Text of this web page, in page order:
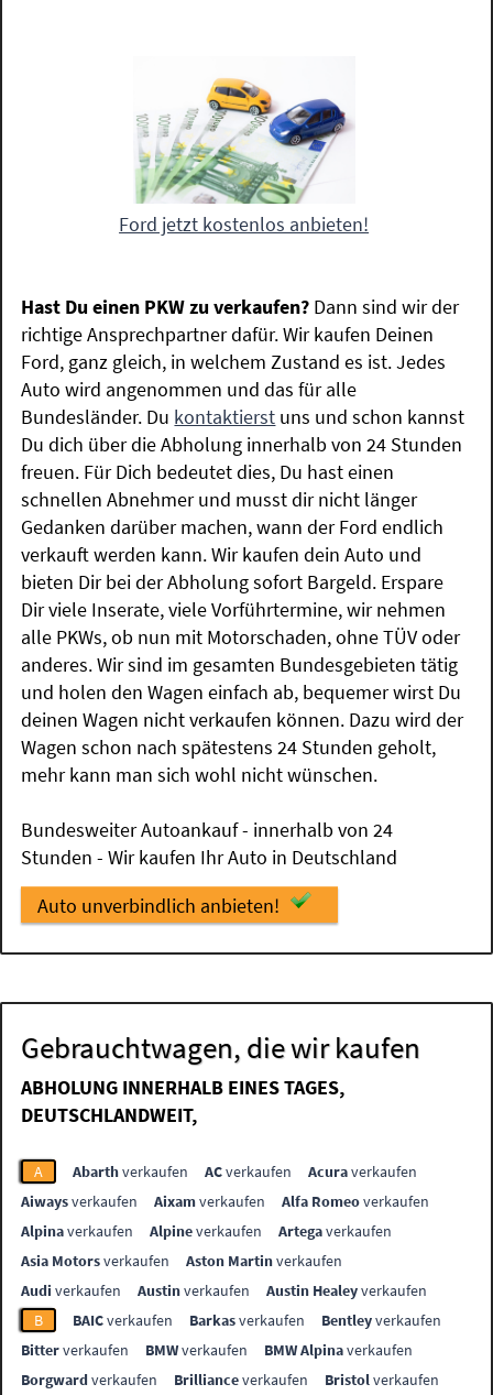
Ford jetzt kostenlos anbieten!
Hast Du einen PKW zu verkaufen? Dann sind wir der
richtige Ansprechpartner dafür. Wir kaufen Deinen
Ford, ganz gleich, in welchem Zustand es ist. Jedes
Auto wird angenommen und das für alle
Bundesländer. Du kontaktierst uns und schon kannst
Du dich über die Abholung innerhalb von 24 Stunden
freuen. Für Dich bedeutet dies, Du hast einen
schnellen Abnehmer und musst dir nicht länger
Gedanken darüber machen, wann der Ford endlich
verkauft werden kann. Wir kaufen dein Auto und
bieten Dir bei der Abholung sofort Bargeld. Erspare
Dir viele Inserate, viele Vorführtermine, wir nehmen
alle PKWs, ob nun mit Motorschaden, ohne TÜV oder
anderes. Wir sind im gesamten Bundesgebieten tätig
und holen den Wagen einfach ab, bequemer wirst Du
deinen Wagen nicht verkaufen können. Dazu wird der
Wagen schon nach spätestens 24 Stunden geholt,
mehr kann man sich wohl nicht wünschen.
Bundesweiter Autoankauf - innerhalb von 24
Stunden - Wir kaufen Ihr Auto in Deutschland
Auto unverbindlich anbieten!
Gebrauchtwagen, die wir kaufen
ABHOLUNG INNERHALB EINES TAGES,
DEUTSCHLANDWEIT,
A Abarthverkaufen ACverkaufen Acuraverkaufen
Aiwaysverkaufen Aixamverkaufen Alfa Romeoverkaufen
Alpinaverkaufen Alpineverkaufen Artegaverkaufen
Asia Motorsverkaufen Aston Martinverkaufen
Audi verkaufen Austinverkaufen Austin Healeyverkaufen
B
BAICverkaufen Barkasverkaufen Bentleyverkaufen
Bitterverkaufen BMWverkaufen BMW Alpinaverkaufen
Borgwardverkaufen Brillianceverkaufen Bristolverkaufen